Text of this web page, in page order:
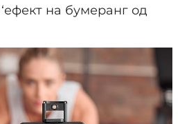
на бумеранг од